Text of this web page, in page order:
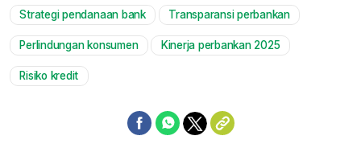
Strategi pendanaan bank Transparansi perbankan
Perlindungan konsumen Kinerja perbankan 2025
Risiko kredit